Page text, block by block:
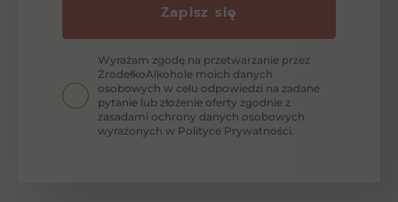
Zapisz się
Wyrażam zgodę na przetwarzanie przez
ŹrodełkoAlkohole moich danych
osobowych w celu odpowiedzi na zadane
pytanie lub złożenie oferty zgodnie z
zasadami ochrony danych osobowych
wyrażonych w Polityce Prywatności.